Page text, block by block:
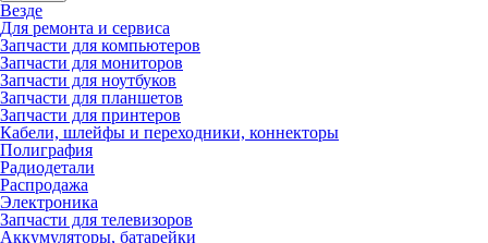
Везде
Для ремонта и сервиса
Запчасти для компьютеров
Запчасти для мониторов
Запчасти для ноутбуков
Запчасти для планшетов
Запчасти для принтеров
Кабели, шлейфы и переходники, коннекторы
Полиграфия
Радиодетали
Распродажа
Электроника
Запчасти для телевизоров
Аккумуляторы, батарейки